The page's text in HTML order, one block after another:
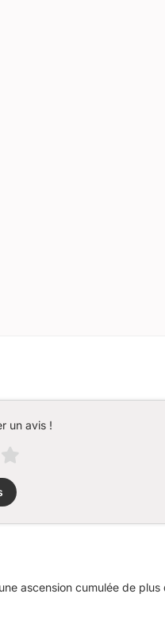
un avis !
ascension cumulée de